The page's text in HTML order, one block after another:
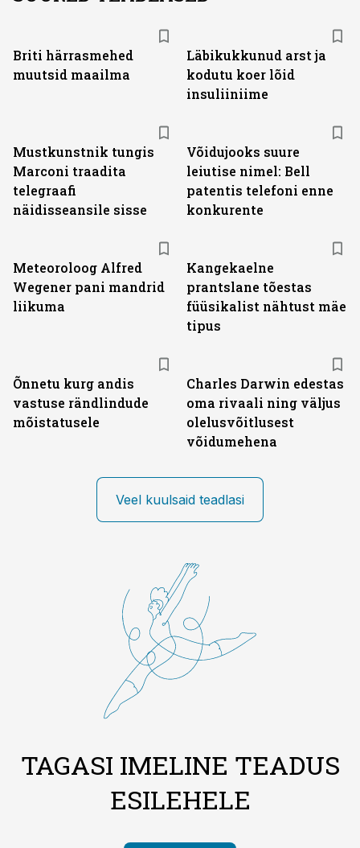
Briti härrasmehed
muutsid maailma
Läbikukkunud arst ja
kodutu koer lõid
insuliiniime
Mustkunstnik tungis
Marconi traadita
telegraafi
näidisseansile sisse
Võidujooks suure
leiutise nimel: Bell
patentis telefoni enne
konkurente
Meteoroloog Alfred
Wegener pani mandrid
liikuma
Kangekaelne
prantslane tõestas
füüsikalist nähtust mäe
tipus
Õnnetu kurg andis
vastuse rändlindude
mõistatusele
Charles Darwin edestas
oma rivaali ning väljus
olelusvõitlusest
võidumehena
Veel kuulsaid teadlasi
TAGASI IMELINE TEADUS
ESILEHELE